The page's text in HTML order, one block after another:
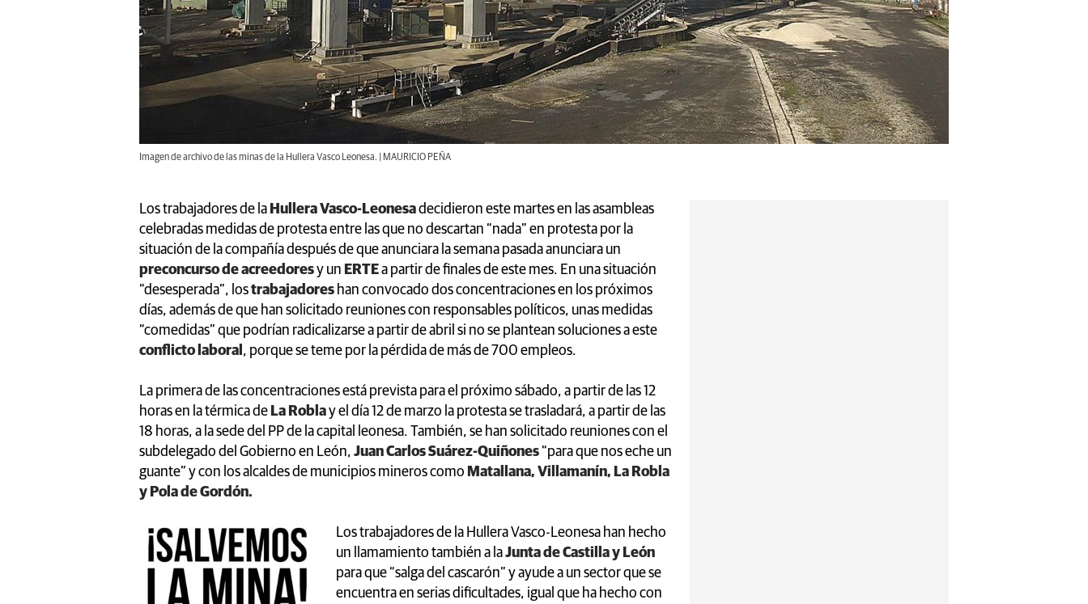
Imagen de archivo de las minas de la Hullera Vasco Leonesa. | MAURICIO PEÑA
Los trabajadores de la Hullera Vasco-Leonesadecidieron este martes en las asambleas
celebradas medidas de protesta entre las que no descartan “nada” en protesta por la
situación de la compañía después de que anunciara la semana pasada anunciara un
preconcurso de acreedoresy un ERTEa partir de finales de este mes. En una situación
“desesperada”, lostrabajadores han convocado dos concentraciones en los próximos
días, además de que han solicitado reuniones con responsables políticos, unas medidas
“comedidas” que podrían radicalizarse a partir de abril si no se plantean soluciones a este
conflicto laboral , porque se teme por la pérdida de más de 700 empleos.
La primera de las concentraciones está prevista para el próximo sábado, a partir de las 12
horas en la térmica de La Roblay el día 12 de marzo la protesta se trasladará, a partir de las
18 horas, a la sede del PP de la capital leonesa. También, se han solicitado reuniones con el
subdelegado del Gobierno en León, Juan Carlos Suárez-Quiñones“para que nos eche un
guante” y con los alcaldes de municipios mineros como Matallana, Villamanín, La Robla
y Pola de Gordón.
Los trabajadores de la Hullera Vasco-Leonesa han hecho
un llamamiento también a laJunta de Castilla y León
para que “salga del cascarón” y ayude a un sector que se
encuentra en serias dificultades, igual que ha hecho con